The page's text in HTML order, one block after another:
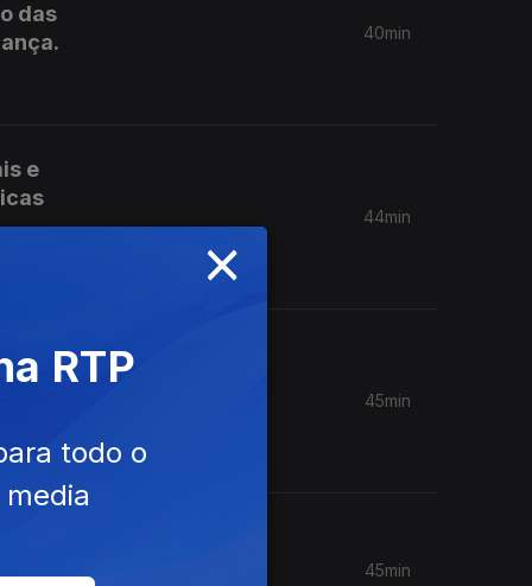
das
40min
e
44min
é
45min
45min
×
RTP
todo o